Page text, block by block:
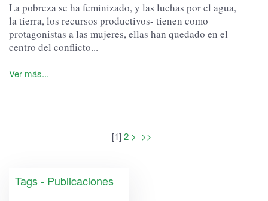
La pobreza se ha feminizado, y las luchas por el agua,
la tierra, los recursos productivos- tienen como
protagonistas a las mujeres, ellas han quedado en el
centro del conflicto...
Ver más...
[1] 2 > >>
Tags - Publicaciones